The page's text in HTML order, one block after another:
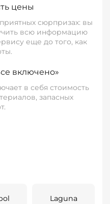
цены
сюрпризах: вы
всю информацию
еще до того, как
включено»
в себя стоимость
запасных
Laguna